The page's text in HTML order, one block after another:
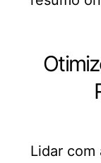
Lidar com